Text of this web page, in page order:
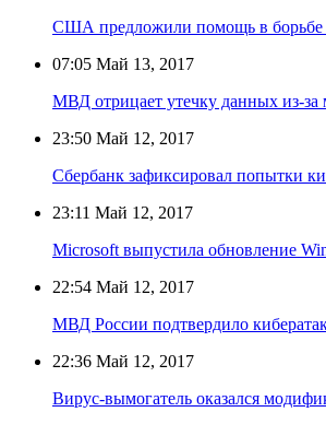
США предложили помощь в борьбе
07:05 Май 13, 2017
МВД отрицает утечку данных из-за
23:50 Май 12, 2017
Сбербанк зафиксировал попытки
23:11 Май 12, 2017
Microsoft выпустила обновление
22:54 Май 12, 2017
МВД России подтвердило
22:36 Май 12, 2017
Вирус-вымогатель оказался